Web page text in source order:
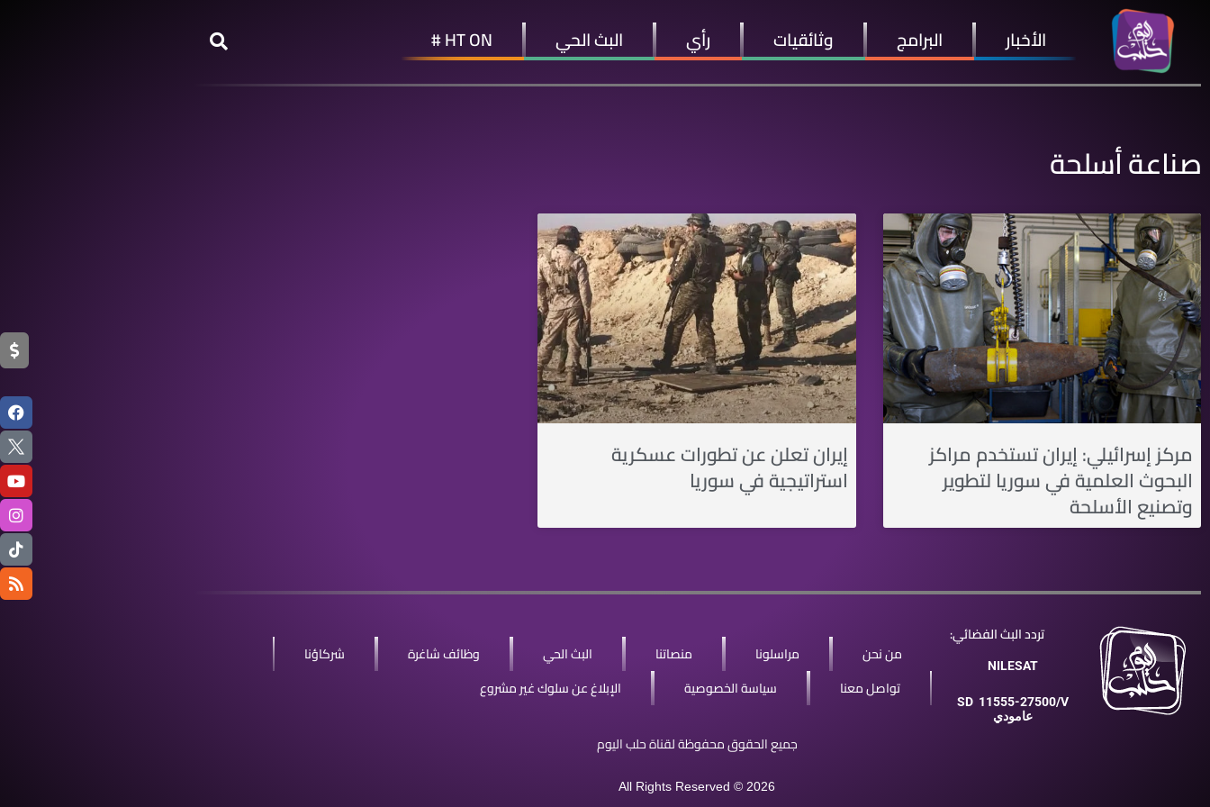
الأخبار البرامج وثائقيات رأي البث الحي HT ON #
صناعة أسلحة
مركز إسرائيلي: إيران تستخدم مراكز
البحوث العلمية في سوريا لتطوير
وتصنيع الأسلحة
إيران تعلن عن تطورات عسكرية
استراتيجية في سوريا
تردد البث الفضائي:
NILESAT
SD 11555-27500/V
عامودي
من نحن مراسلونا منصاتنا البث الحي وظائف شاغرة
شركاؤنا
تواصل معنا
سياسة الخصوصية الإبلاغ عن سلوك غير مشروع
جميع الحقوق محفوظة لقناة حلب اليوم
All Rights Reserved © 2026